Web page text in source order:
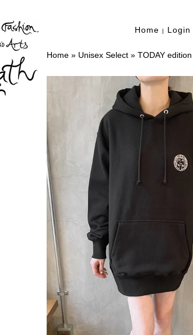
Home | Login
Home » Unisex Select » TODAY edition